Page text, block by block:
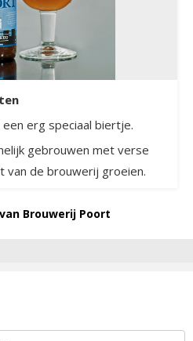
erg speciaal biertje.
gebrouwen met verse
van de brouwerij groeien.
Brouwerij Poort